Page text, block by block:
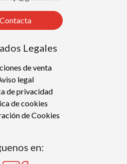
Contacta
Legales
de venta
legal
de privacidad
de cookies
de Cookies
en: